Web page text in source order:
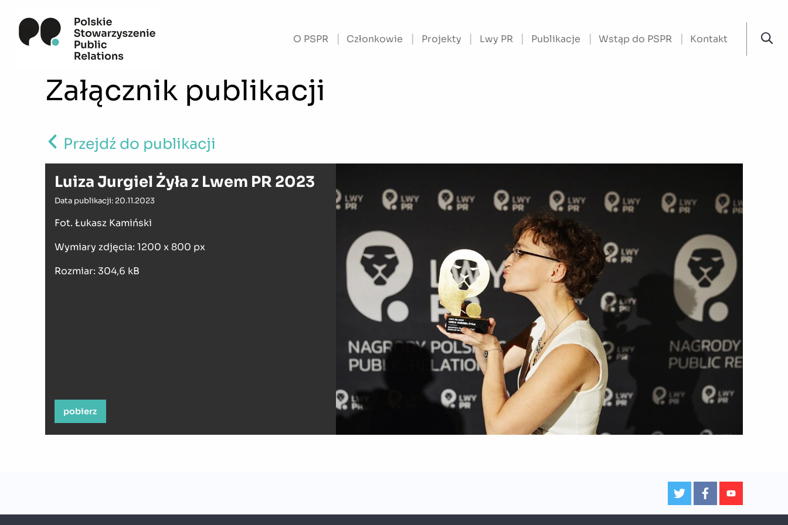
O PSPR Członkowie Projekty Lwy PR Publikacje Wstąp do PSPR Kontakt
Załącznik publikacji
Przejdź do publikacji
Luiza Jurgiel Żyła z Lwem PR 2023
Data publikacji: 20.11.2023
Fot. Łukasz Kamiński
Wymiary zdjęcia: 1200 x 800 px
Rozmiar: 304,6 kB
pobierz